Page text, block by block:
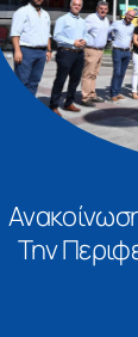
Την